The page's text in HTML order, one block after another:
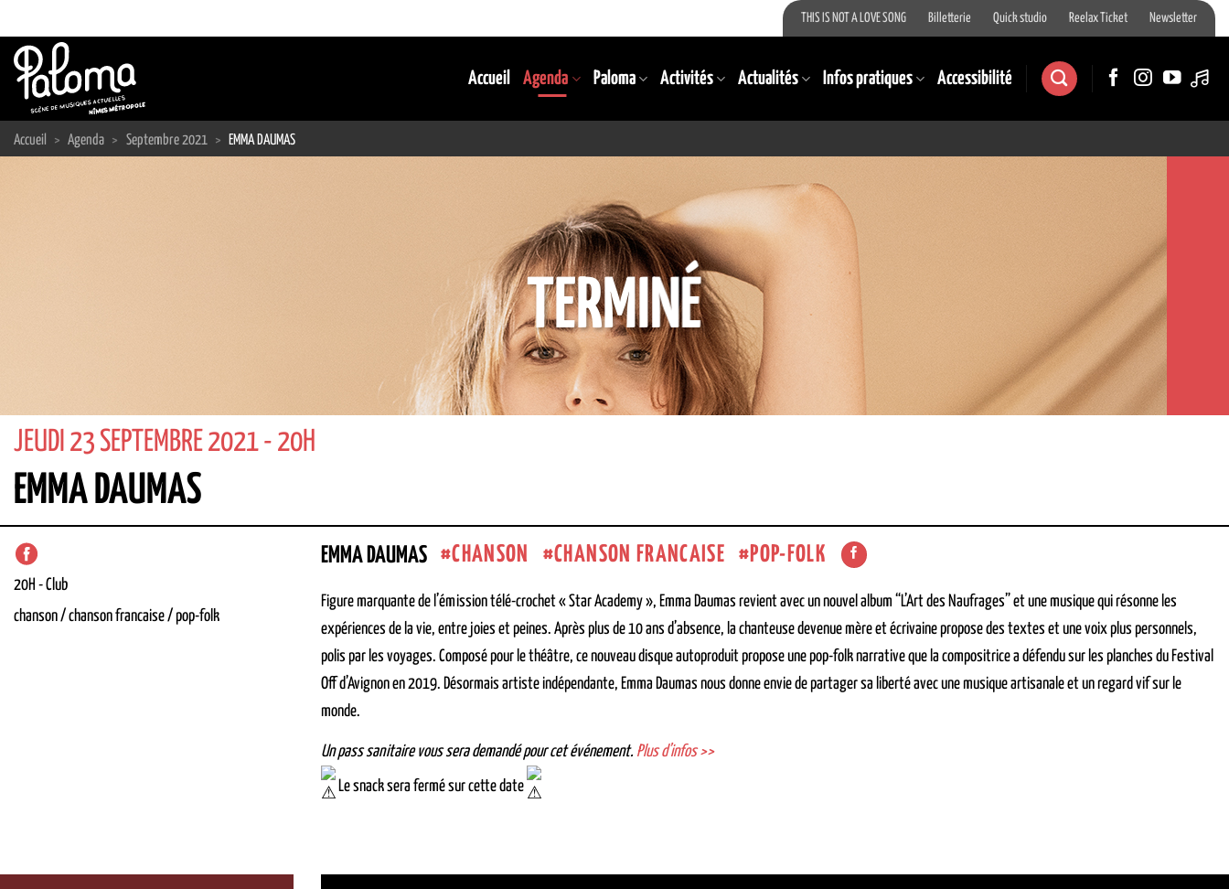
au
contenu
THIS IS NOT A LOVE SONG Billetterie Quick studio Reelax Ticket Newsletter
Accueil Agenda Paloma Activités Actualités Infos pratiques Accessibilité
Accueil > Agenda > Septembre 2021 > EMMA DAUMAS
TERMINÉ
JEUDI 23 SEPTEMBRE 2021 - 20H
EMMA DAUMAS
20H -Club
chanson / chanson francaise / pop-folk
EMMA DAUMAS CHANSON CHANSON FRANCAISE POP-FOLK
Figure marquante de l’émission télé-crochet « Star Academy », Emma Daumas revient avec un nouvel album “L’Art des Naufrages” et une musique qui résonne les
expériences de la vie, entre joies et peines. Après plus de 10 ans d’absence, la chanteuse devenue mère et écrivaine propose des textes et une voix plus personnels,
polis par les voyages. Composé pour le théâtre, ce nouveau disque autoproduit propose une pop-folk narrative que la compositrice a défendu sur les planches du Festival
Off d’Avignon en 2019. Désormais artiste indépendante, Emma Daumas nous donne envie de partager sa liberté avec une musique artisanale et un regard vif sur le
monde.
Un pass sanitaire vous sera demandé pour cet événement. Plus d’infos >>
Le snack sera fermé sur cette date